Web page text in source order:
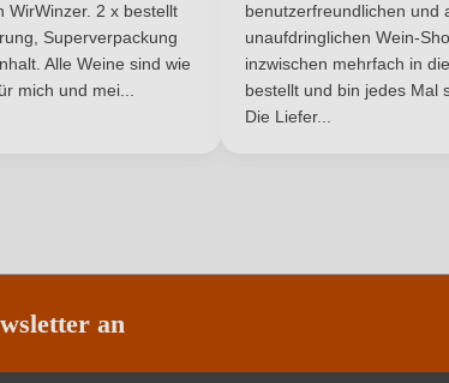
Ich habe
WirWinzer. 2 x bestellt
Superverpackung
Alle Weine sind wie
mich und mei...
benutzerfreundlichen und
unaufdringlichen Wein-
inzwischen mehrfach in
bestellt und bin jedes Mal
Die Liefer...
an